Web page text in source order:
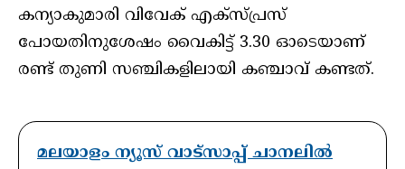
കന്യാകുമാരി വിവേക് എക്സ്പ്രസ്
പോയതിനുശേഷം വൈകിട്ട് 3.30 ഓടെയാണ്
രണ്ട് തുണി സഞ്ചികളിലായി കഞ്ചാവ് കണ്ടത്.
മലയാളം ന്യൂസ് വാട്സാപ്പ് ചാനലിൽ